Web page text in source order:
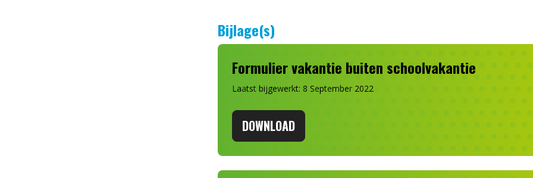
Bijlage(s)
Formulier vakantie buiten schoolvakantie
Laatst bijgewerkt: 8 September 2022
DOWNLOAD